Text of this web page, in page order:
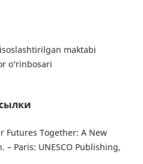
maktabi
o‘rinbosari
Futures Together: A New
– Paris: UNESCO Publishing,